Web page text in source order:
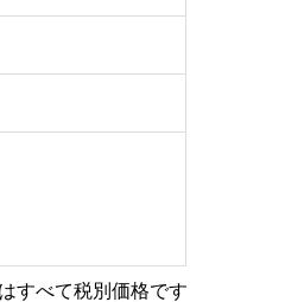
すべて税別価格です